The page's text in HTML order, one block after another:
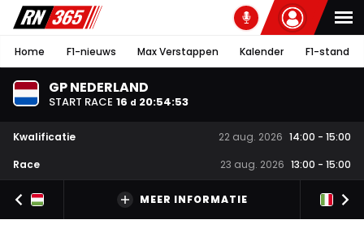
Home F1-nieuws Max Verstappen Kalender F1-stand
GP NEDERLAND
START RACE 16 d 20:54:52
Kwalificatie 22 aug. 2026 14:00 - 15:00
Race
23 aug. 2026 13:00 - 15:00
MEER INFORMATIE